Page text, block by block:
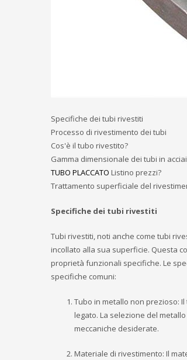
Specifiche dei tubi rivestiti
Processo di rivestimento dei tubi
Cos'è il tubo rivestito?
Gamma dimensionale dei tubi in
TUBO PLACCATO Listino prezzi?
Trattamento superficiale del
Specifiche dei tubi rivestiti
Tubi rivestiti, noti anche come tubi
incollato alla sua superficie. Questa
proprietà funzionali specifiche. Le
specifiche comuni:
Tubo in metallo non prezioso: Il
legato. La selezione del
meccaniche desiderate.
Materiale di rivestimento: Il